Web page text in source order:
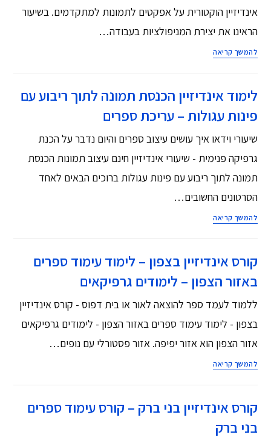
אינדיזיין הוקטורית על אפקטים לתמונות למתקדמים. בשיעור
הראינו את יצירת המניפולציות בעבודה…
להמשך קריאה
לימוד אינדיזיין הכנסת תמונה לתוך ריבוע עם
פינות עגולות – עריכת ספרים
שיעורי וידאו איך עושים עיצוב ספרים והיום נדבר על הכנת
גרפיקה פנימית - שיעורי אינדיזיין חינם עיצוב תמונות הכנסת
תמונה לתוך ריבוע עם פינות עגולות ברוכים הבאים לאחד
הסרטונים החשובים…
להמשך קריאה
קורס אינדיזיין בצפון – לימוד עימוד ספרים
באזור הצפון – לימודים גרפיקאים
ללמוד לעמד ספר להוצאה לאור או בית דפוס - קורס אינדיזיין
בצפון - לימוד עימוד ספרים באזור הצפון - לימודים גרפיקאים
אזור הצפון הוא אזור יפיפה. אזור פסטורלי עם נופים…
להמשך קריאה
קורס אינדיזיין בני ברק – קורס עימוד ספרים
בני ברק